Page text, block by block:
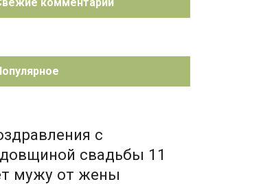
с
свадьбы 11
мужу от жены